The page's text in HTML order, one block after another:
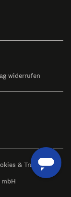
widerrufen
& Tracking